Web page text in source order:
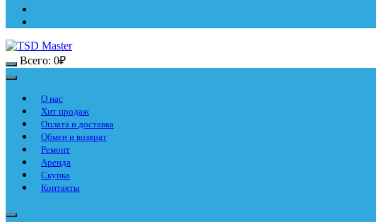
Всего: 0₽
О нас
Хит продаж
Оплата и доставка
Обмен и возврат
Ремонт
Аренда
Скупка
Контакты